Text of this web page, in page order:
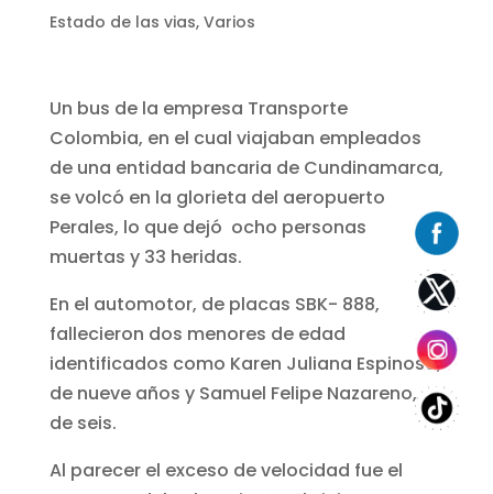
Estado de las vias, Varios
Un bus de la empresa Transporte
Colombia, en el cual viajaban empleados
de una entidad bancaria de Cundinamarca,
se volcó en la glorieta del aeropuerto
Perales, lo que dejó ocho personas
muertas y 33 heridas.
En el automotor, de placas SBK- 888,
fallecieron dos menores de edad
identificados como Karen Juliana Espinosa,
de nueve años y Samuel Felipe Nazareno,
de seis.
Al parecer el exceso de velocidad fue el